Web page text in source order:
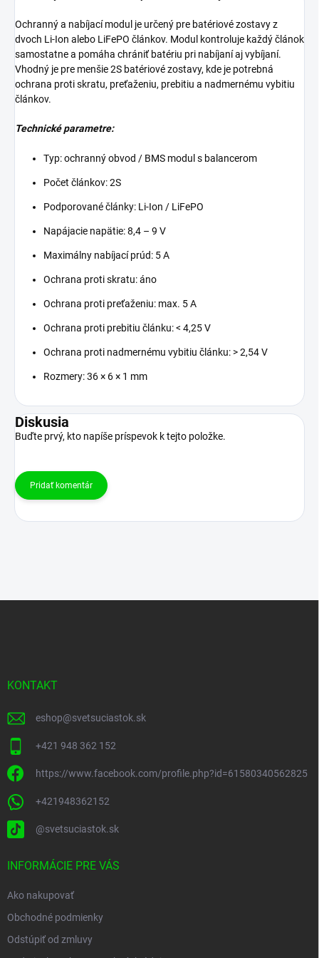
Ochranný a nabíjací modul je určený pre batériové zostavy z
dvoch Li-Ion alebo LiFePO článkov. Modul kontroluje každý článok
samostatne a pomáha chrániť batériu pri nabíjaní aj vybíjaní.
Vhodný je pre menšie 2S batériové zostavy, kde je potrebná
ochrana proti skratu, preťaženiu, prebitiu a nadmernému vybitiu
článkov.
Technické parametre:
Typ: ochranný obvod / BMS modul s balancerom
Počet článkov: 2S
Podporované články: Li-Ion / LiFePO
Napájacie napätie: 8,4 – 9 V
Maximálny nabíjací prúd: 5 A
Ochrana proti skratu: áno
Ochrana proti preťaženiu: max. 5 A
Ochrana proti prebitiu článku: < 4,25 V
Ochrana proti nadmernému vybitiu článku: > 2,54 V
Rozmery: 36 × 6 × 1 mm
Diskusia
Buďte prvý, kto napíše príspevok k tejto položke.
Pridať komentár
KONTAKT
eshop@svetsuciastok.sk
+421 948 362 152
https://www.facebook.com/profile.php?id=61580340562825
+421948362152
@svetsuciastok.sk
INFORMÁCIE PRE VÁS
Ako nakupovať
Obchodné podmienky
Odstúpiť od zmluvy